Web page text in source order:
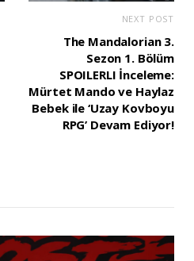
NEXT POST
The Mandalorian 3.
Sezon 1. Bölüm
SPOILERLI İnceleme:
Mürtet Mando ve Haylaz
Bebek ile ‘Uzay Kovboyu
RPG’ Devam Ediyor!